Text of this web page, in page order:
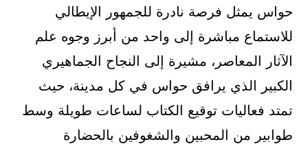
حواس يمثل فرصة نادرة للجمهور الإيطالي
للاستماع مباشرة إلى واحد من أبرز وجوه علم
الآثار المعاصر، مشيرة إلى النجاح الجماهيري
الكبير الذي يرافق حواس في كل مدينة، حيث
تمتد فعاليات توقيع الكتاب لساعات طويلة وسط
طوابير من المحبين والشغوفين بالحضارة